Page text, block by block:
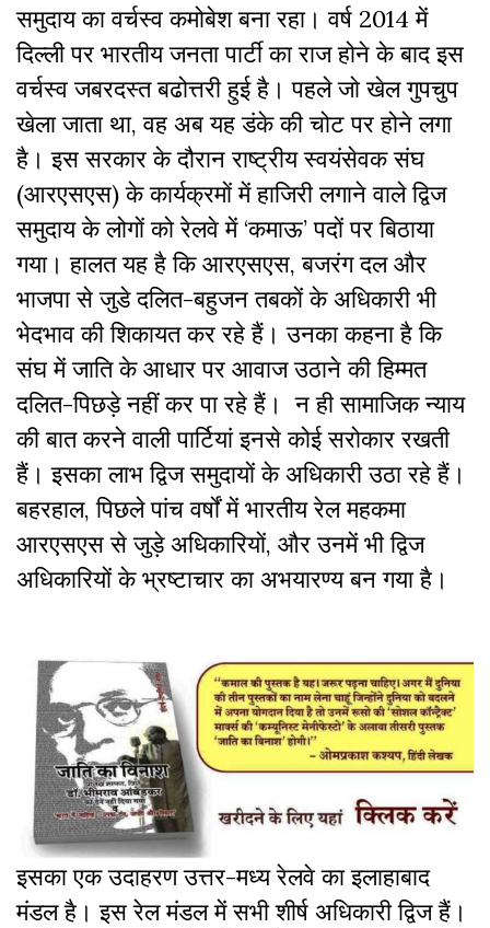
समुदाय का वर्चस्व कमोबेश बना रहा। वर्ष 2014 में
दिल्ली पर भारतीय जनता पार्टी का राज होने के बाद इस
वर्चस्व जबरदस्त बढोत्तरी हुई है। पहले जो खेल गुपचुप
खेला जाता था, वह अब यह डंके की चोट पर होने लगा
है। इस सरकार के दौरान राष्ट्रीय स्वयंसेवक संघ
(आरएसएस) के कार्यक्रमों में हाजिरी लगाने वाले द्विज
समुदाय के लोगों को रेलवे में ‘कमाऊ’ पदों पर बिठाया
गया। हालत यह है कि आरएसएस, बजरंग दल और
भाजपा से जुडे दलित-बहुजन तबकों के अधिकारी भी
भेदभाव की शिकायत कर रहे हैं। उनका कहना है कि
संघ में जाति के आधार पर आवाज उठाने की हिम्मत
दलित-पिछड़े नहीं कर पा रहे हैं। न ही सामाजिक न्याय
की बात करने वाली पार्टियां इनसे कोई सरोकार रखती
हैं। इसका लाभ द्विज समुदायों के अधिकारी उठा रहे हैं।
बहरहाल, पिछले पांच वर्षों में भारतीय रेल महकमा
आरएसएस से जुड़े अधिकारियों, और उनमें भी द्विज
अधिकारियों के भ्रष्टाचार का अभयारण्य बन गया है।
इसका एक उदाहरण उत्तर-मध्य रेलवे का इलाहाबाद
मंडल है। इस रेल मंडल में सभी शीर्ष अधिकारी द्विज हैं।